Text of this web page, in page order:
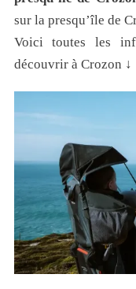
sur la presqu’île de
Voici toutes les
découvrir à Crozon ↓